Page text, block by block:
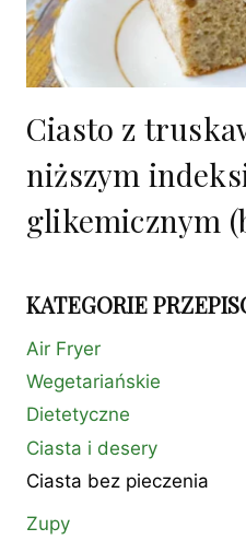
Ciasto z
niższym
glikemicznym
KATEGORIE
Air Fryer
Wegetariańskie
Dietetyczne
Ciasta i desery
Ciasta bez pieczenia
Zupy